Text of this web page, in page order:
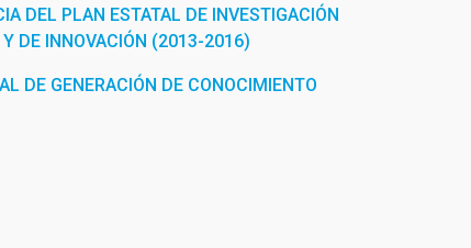
DEL PLAN ESTATAL DE INVESTIGACIÓN
DE INNOVACIÓN (2013-2016)
DE GENERACIÓN DE CONOCIMIENTO